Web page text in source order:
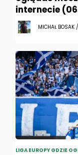
internecie
MICHAŁ BOSAK
LIGA EUROPY GDZIE